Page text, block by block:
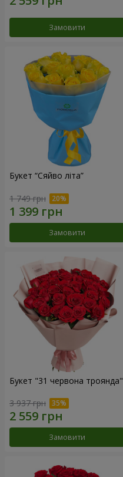
Замовити
Букет “Сяйво літа”
1 749 грн
Замовити
Букет "31 червона троянда"
3 937 грн
Замовити